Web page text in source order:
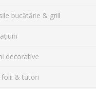
bucătărie & grill
decorative
folii & tutori